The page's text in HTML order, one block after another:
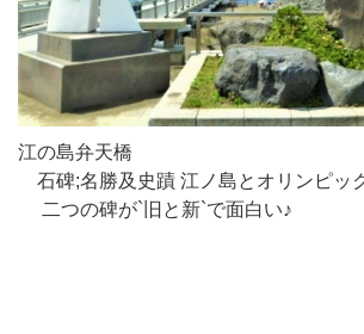
江の島弁天橋
石碑;名勝及史蹟 江ノ島とオリンピッ
二つの碑が`旧と新`で面白い♪